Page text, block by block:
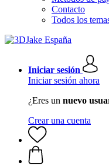
Contacto
Todos los
Iniciar sesión
Iniciar sesión ahora
¿Eres un nuevo
Crear una cuenta